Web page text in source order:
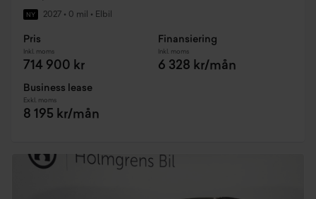
NY 2027 • 0 mil • Elbil
Pris
Inkl. moms
714 900 kr
Finansiering
Inkl. moms
6 328 kr/mån
Business lease
Exkl. moms
8 195 kr/mån